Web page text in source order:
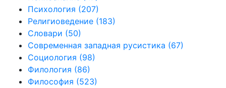
Психология (207)
Религиоведение (183)
Словари (50)
Современная западная русистика (67)
Социология (98)
Филология (86)
Философия (523)